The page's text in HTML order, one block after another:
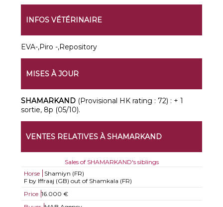
INFOS VÉTÉRINAIRE
EVA-,Piro -,Repository
MISES À JOUR
SHAMARKAND (Provisional HK rating : 72) : + 1
sortie, 8p (05/10).
VENTES RELATIVES À SHAMARKAND
Sales of SHAMARKAND's siblings
Horse
Shamiyn (FR)
F by Iffraaj (GB) out of Shamkala (FR)
Price 16.000 €